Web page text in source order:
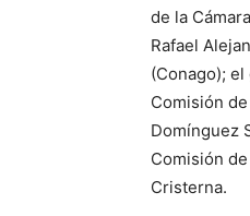
de la
Rafael
(Conago);
Comisión
Domínguez
Comisión
Cristerna.